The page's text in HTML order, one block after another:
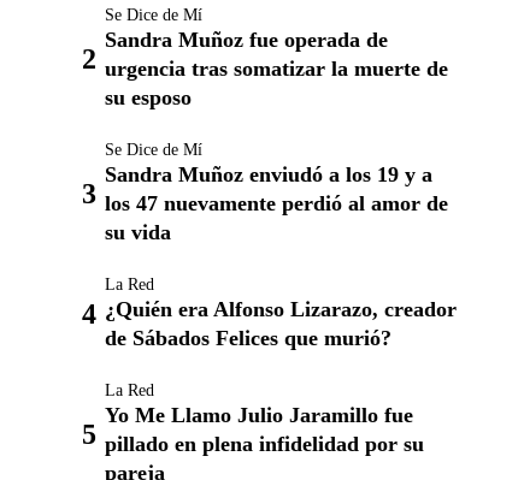
Se Dice de Mí
Sandra Muñoz fue operada de
urgencia tras somatizar la muerte de
su esposo
Se Dice de Mí
Sandra Muñoz enviudó a los 19 y a
los 47 nuevamente perdió al amor de
su vida
La Red
¿Quién era Alfonso Lizarazo, creador
de Sábados Felices que murió?
La Red
Yo Me Llamo Julio Jaramillo fue
pillado en plena infidelidad por su
pareja